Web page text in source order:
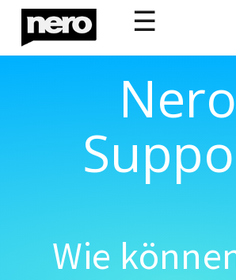
☰
Nero
Wie